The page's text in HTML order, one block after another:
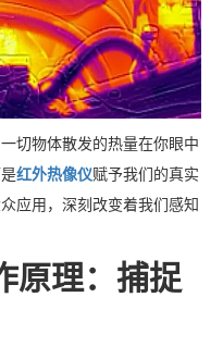
切物体散发的热量在你眼中
红外热像仪赋予我们的真实
应用，深刻改变着我们感知
原理：捕捉